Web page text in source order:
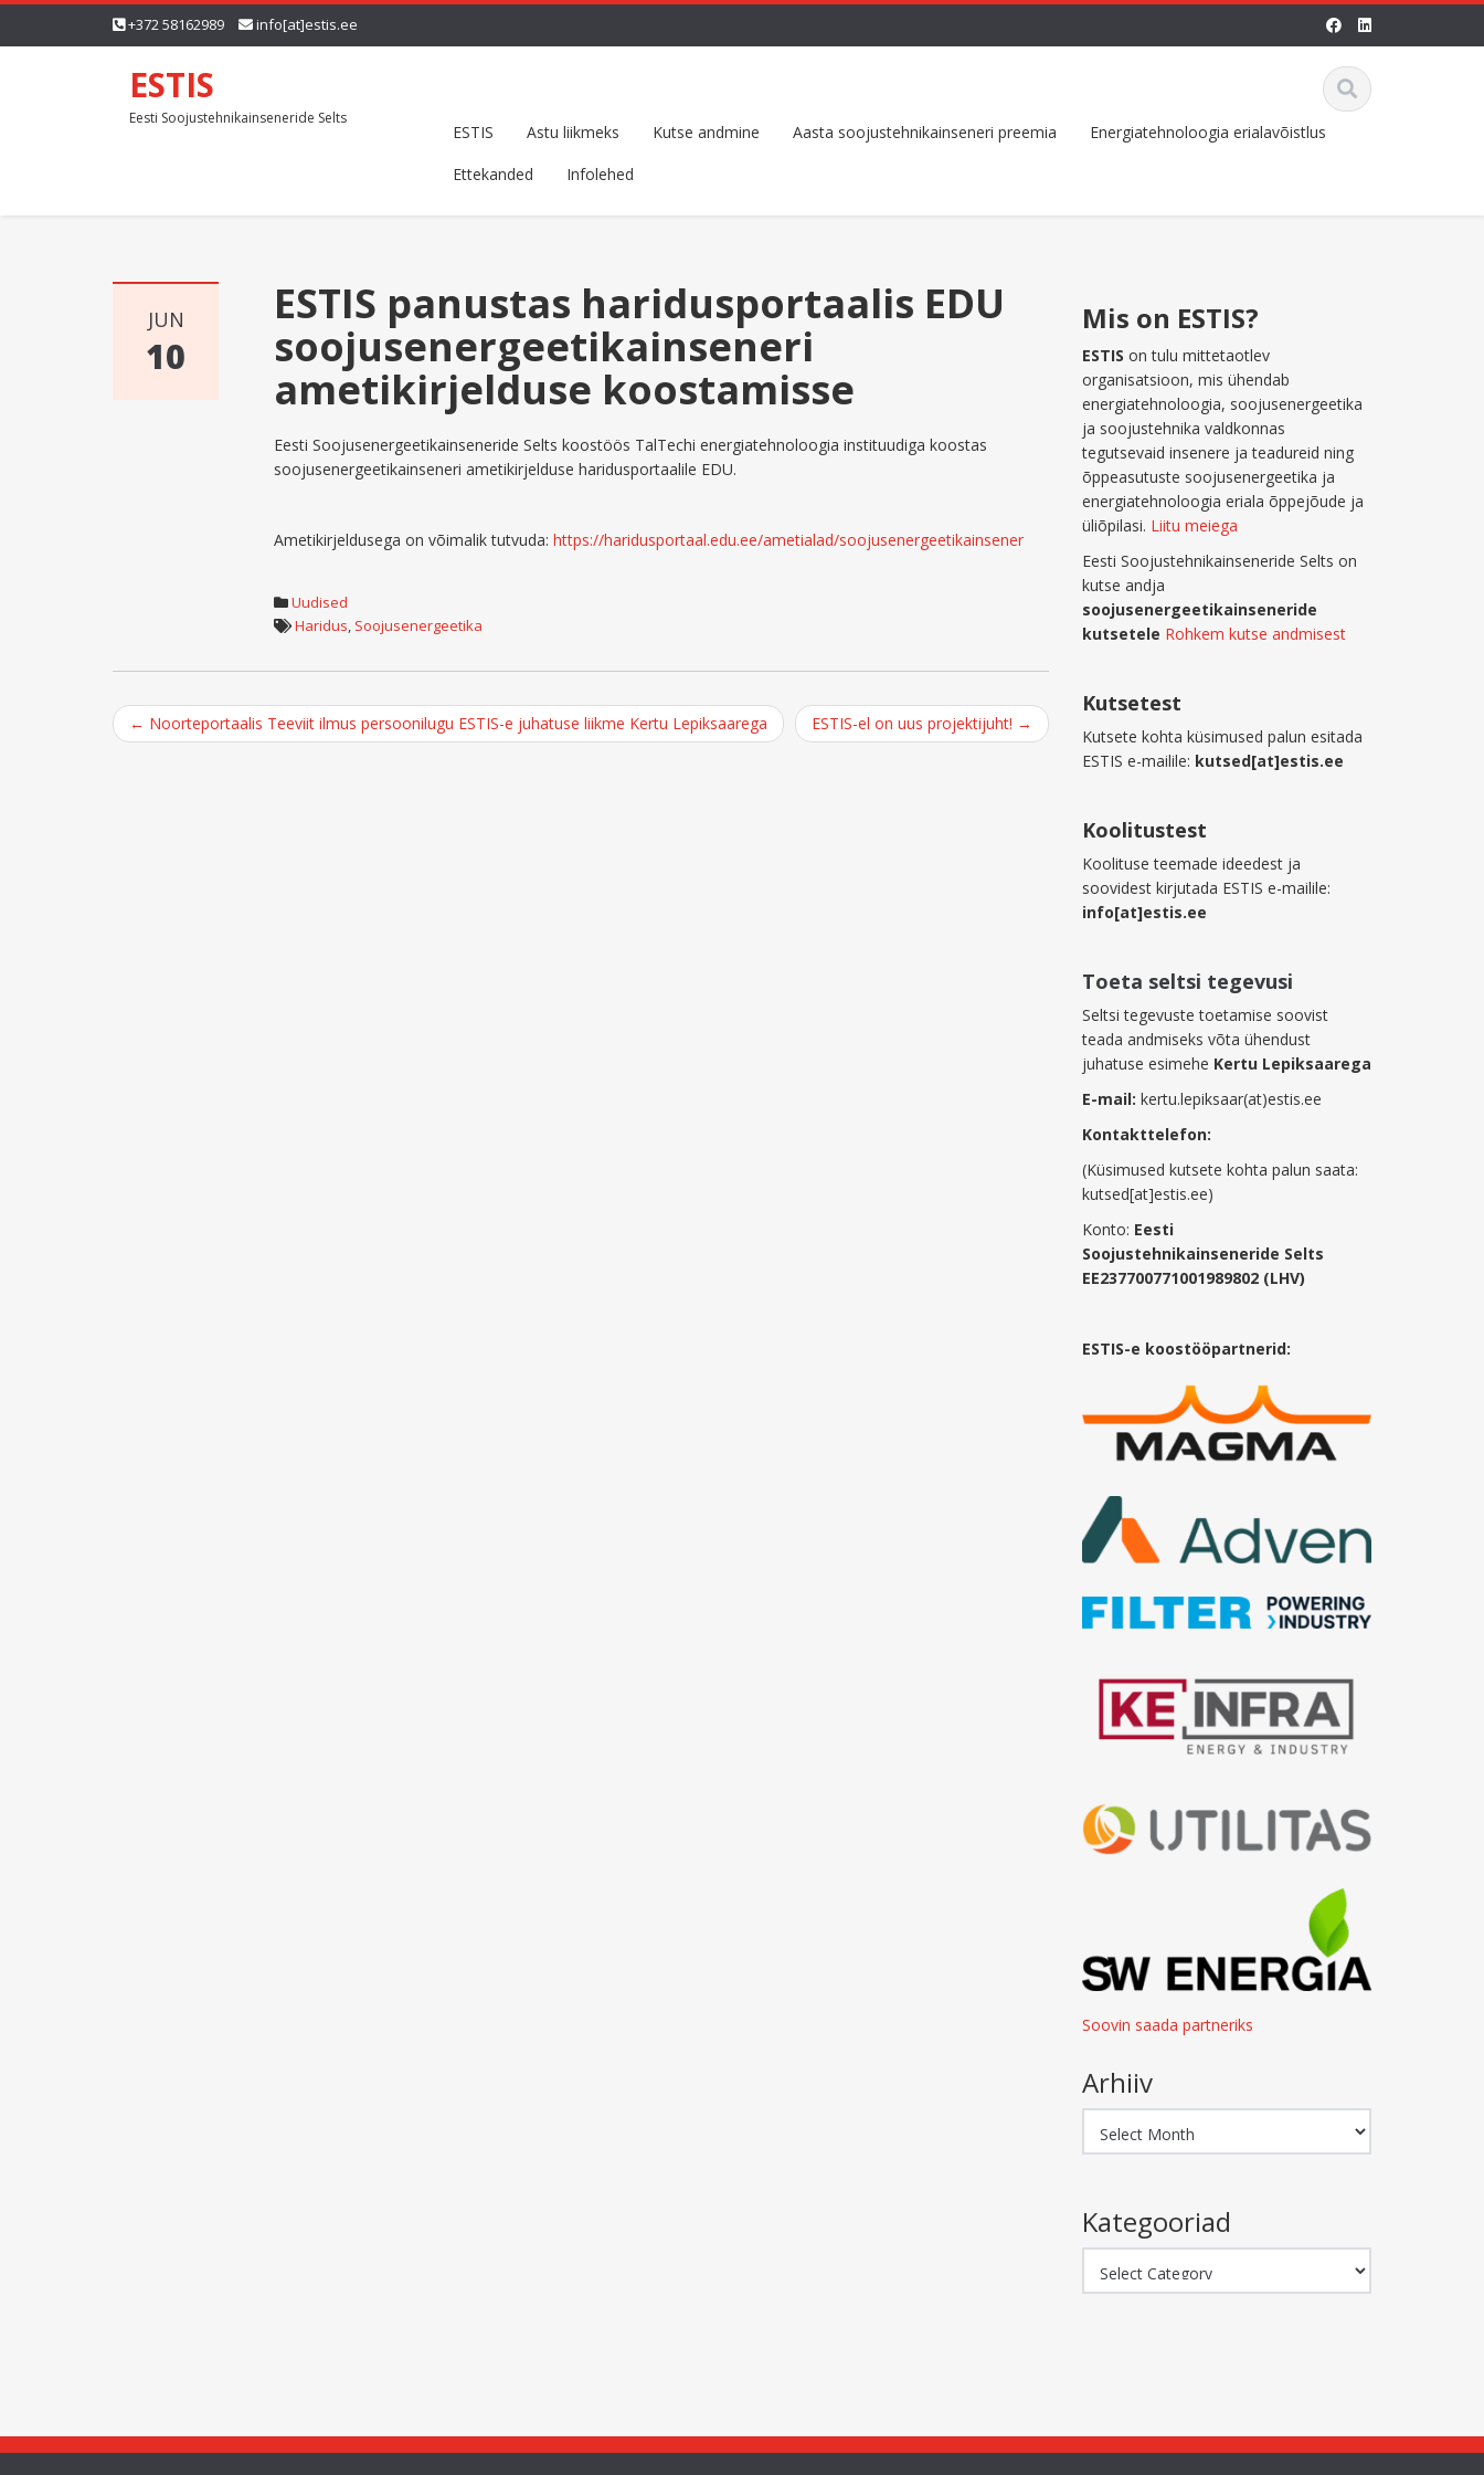
+372 58162989 info[at]estis.ee
ESTIS
Eesti Soojustehnikainseneride Selts
ESTIS Astu liikmeks Kutse andmine Aasta soojustehnikainseneri preemia
Energiatehnoloogia erialavõistlus
Ettekanded
Infolehed
JUN
10
ESTIS panustas haridusportaalis EDU
soojusenergeetikainseneri
ametikirjelduse koostamisse
Eesti Soojusenergeetikainseneride Selts koostöös TalTechi energiatehnoloogia instituudiga koostas
soojusenergeetikainseneri ametikirjelduse haridusportaalile EDU.
Ametikirjeldusega on võimalik tutvuda:https://haridusportaal.edu.ee/ametialad/soojusenergeetikainsener
Uudised
Haridus, Soojusenergeetika
Post
← Noorteportaalis Teeviit ilmus persoonilugu ESTIS-e juhatuse liikme Kertu Lepiksaarega ESTIS-el on uus projektijuht! →
Mis on ESTIS?
ESTIS on tulu mittetaotlev
organisatsioon, mis ühendab
energiatehnoloogia, soojusenergeetika
ja soojustehnika valdkonnas
tegutsevaid insenere ja teadureid ning
õppeasutuste soojusenergeetika ja
energiatehnoloogia eriala õppejõude ja
üliõpilasi. Liitu meiega
Eesti Soojustehnikainseneride Selts on
kutse andja
soojusenergeetikainseneride
kutsetele Rohkem kutse andmisest
Kutsetest
Kutsete kohta küsimused palun esitada
ESTIS e-mailile: kutsed[at]estis.ee
Koolitustest
Koolituse teemade ideedest ja
soovidest kirjutada ESTIS e-mailile:
info[at]estis.ee
Toeta seltsi tegevusi
Seltsi tegevuste toetamise soovist
teada andmiseks võta ühendust
juhatuse esimehe Kertu Lepiksaarega
E-mail: kertu.lepiksaar(at)estis.ee
Kontakttelefon:
(Küsimused kutsete kohta palun saata:
kutsed[at]estis.ee)
Konto: Eesti
Soojustehnikainseneride Selts
EE237700771001989802 (LHV)
ESTIS-e koostööpartnerid:
Soovin saada partneriks
Arhiiv
Kategooriad